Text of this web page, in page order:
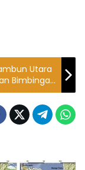
Utara
Bimbingan
2023